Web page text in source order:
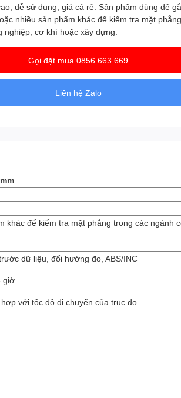
dễ sử dụng, giá cả rẻ. Sản phẩm dùng để
nhiều sản phẩm khác để kiểm tra mặt
nghiệp, cơ khí hoặc xây dựng.
Gọi đặt mua 0856 663 669
Liên hệ Zalo
khác để kiểm tra mặt phẳng trong các ngành
dữ liệu, đổi hướng đo, ABS/INC
giờ
với tốc độ di chuyển của trục đo